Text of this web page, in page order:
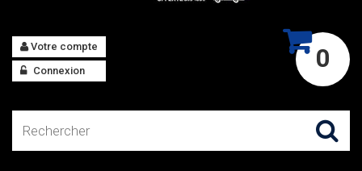
0
Votre compte
Connexion